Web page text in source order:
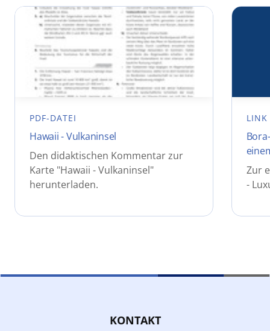
PDF-DATEI
Hawaii - Vulkaninsel
Den didaktischen Kommentar zur
Karte "Hawaii - Vulkaninsel"
herunterladen.
LINK
Zur
-
KONTAKT